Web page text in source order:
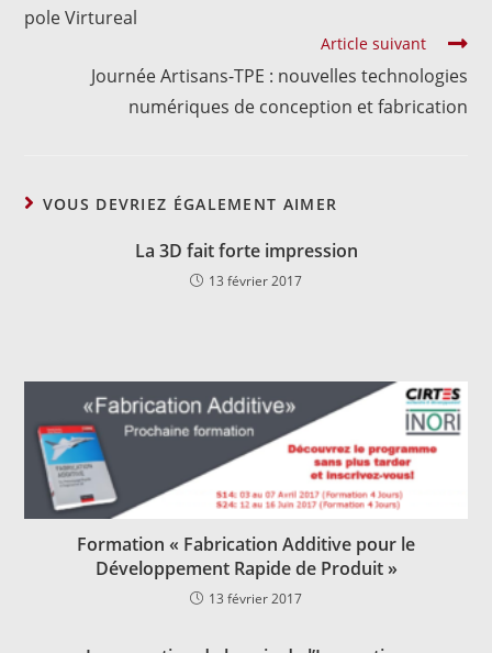
pole Virtureal
Article suivant
Journée Artisans-TPE : nouvelles technologies
numériques de conception et fabrication
VOUS DEVRIEZ ÉGALEMENT AIMER
La 3D fait forte impression
13 février 2017
Formation « Fabrication Additive pour le
Développement Rapide de Produit »
13 février 2017